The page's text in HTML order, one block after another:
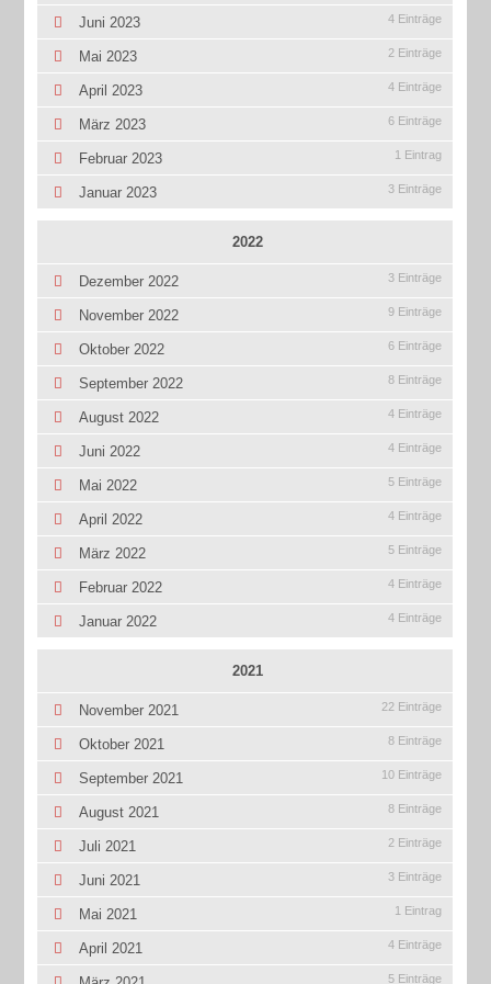
Juni 2023 4 Einträge
Mai 2023 2 Einträge
April 2023 4 Einträge
März 2023 6 Einträge
Februar 2023 1 Eintrag
Januar 2023 3 Einträge
2022
Dezember 2022 3 Einträge
November 2022 9 Einträge
Oktober 2022 6 Einträge
September 2022 8 Einträge
August 2022 4 Einträge
Juni 2022 4 Einträge
Mai 2022 5 Einträge
April 2022 4 Einträge
März 2022 5 Einträge
Februar 2022 4 Einträge
Januar 2022 4 Einträge
2021
November 2021 22 Einträge
Oktober 2021 8 Einträge
September 2021 10 Einträge
August 2021 8 Einträge
Juli 2021 2 Einträge
Juni 2021 3 Einträge
Mai 2021 1 Eintrag
April 2021 4 Einträge
5 Einträge